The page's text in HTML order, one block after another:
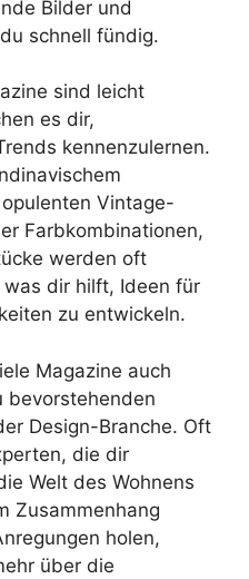
Bilder und
schnell fündig.
sind leicht
es dir,
kennenzulernen.
Vintage-
Farbkombinationen,
werden oft
dir hilft, Ideen für
zu entwickeln.
Magazine auch
bevorstehenden
Design-Branche. Oft
die dir
Welt des Wohnens
Zusammenhang
holen,
über die